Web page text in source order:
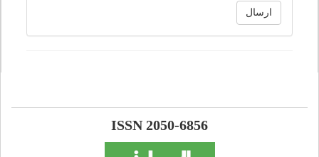
ارسال
ISSN 2050-6856